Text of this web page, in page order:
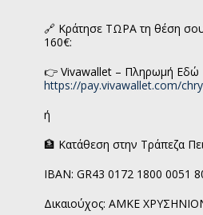
🔗 Κράτησε ΤΩΡΑ τη θέση
160€:
👉 Vivawallet – Πληρωμή Εδώ
https://pay.vivawallet.com/
ή
🏦 Κατάθεση στην Τράπεζα
IBAN: GR43 0172 1800 0051
Δικαιούχος: ΑΜΚΕ